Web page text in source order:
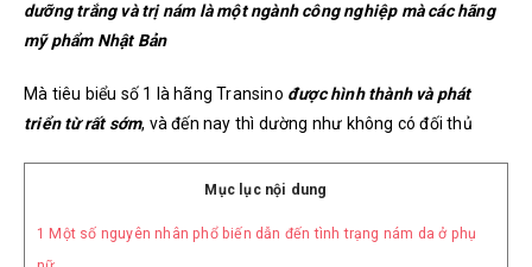
dưỡng trắng và trị nám là một ngành công nghiệp mà các hãng
mỹ phẩm Nhật Bản
Mà tiêu biểu số 1 là hãng Transino được hình thành và phát
triển từ rất sớm, và đến nay thì dường như không có đối thủ
Mục lục nội dung
1 Một số nguyên nhân phổ biến dẫn đến tình trạng nám da ở phụ